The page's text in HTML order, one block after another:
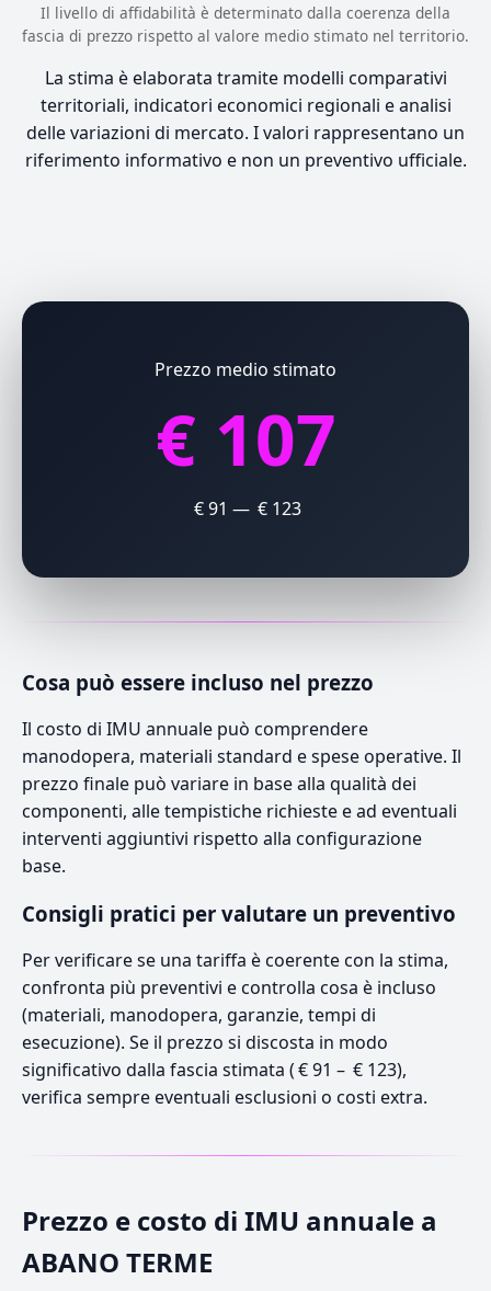
Il livello di affidabilità è determinato dalla coerenza della
fascia di prezzo rispetto al valore medio stimato nel territorio.
La stima è elaborata tramite modelli comparativi
territoriali, indicatori economici regionali e analisi
delle variazioni di mercato. I valori rappresentano un
riferimento informativo e non un preventivo ufficiale.
Prezzo medio stimato
€ 107
€ 91 — € 123
Cosa può essere incluso nel prezzo
Il costo di IMU annuale può comprendere
manodopera, materiali standard e spese operative. Il
prezzo finale può variare in base alla qualità dei
componenti, alle tempistiche richieste e ad eventuali
interventi aggiuntivi rispetto alla configurazione
base.
Consigli pratici per valutare un preventivo
Per verificare se una tariffa è coerente con la stima,
confronta più preventivi e controlla cosa è incluso
(materiali, manodopera, garanzie, tempi di
esecuzione). Se il prezzo si discosta in modo
significativo dalla fascia stimata ( € 91 – € 123),
verifica sempre eventuali esclusioni o costi extra.
Prezzo e costo di IMU annuale a
ABANO TERME